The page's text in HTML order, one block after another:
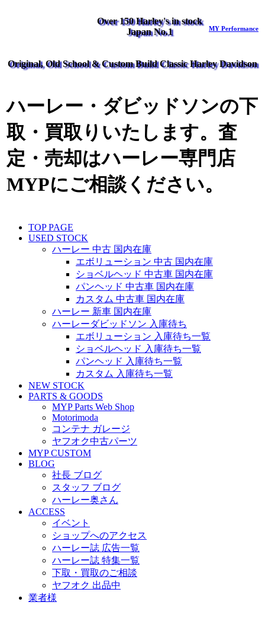
Over 150 Harley's in stock
Japan No.1
MY Performance
Original, Old School & Custom Build Classic Harley Davidson
ハーレー・ダビッドソンの下
取・買取りいたします。査
定・売却はハーレー専門店
MYPにご相談ください。
TOP PAGE
USED STOCK
ハーレー 中古 国内在庫
エボリューション 中古 国内在庫
ショベルヘッド 中古車 国内在庫
パンヘッド 中古車 国内在庫
カスタム 中古車 国内在庫
ハーレー 新車 国内在庫
ハーレーダビッドソン 入庫待ち
エボリューション 入庫待ち一覧
ショベルヘッド 入庫待ち一覧
パンヘッド 入庫待ち一覧
カスタム 入庫待ち一覧
NEW STOCK
PARTS & GOODS
MYP Parts Web Shop
Motorimoda
コンテナ ガレージ
ヤフオク中古パーツ
MYP CUSTOM
BLOG
社長 ブログ
スタッフ ブログ
ハーレー奥さん
ACCESS
イベント
ショップへのアクセス
ハーレー誌 広告一覧
ハーレー誌 特集一覧
下取・買取のご相談
ヤフオク 出品中
業者様